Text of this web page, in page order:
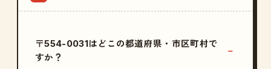
〒554-0031はどこの都道府県・市区町村で
すか？